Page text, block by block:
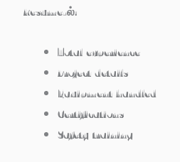
Resume-ல்:
Total experience
Project details
Equipment handled
Certifications
Safety training